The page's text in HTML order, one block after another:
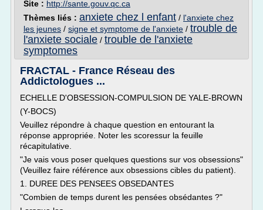
Site : http://sante.gouv.qc.ca
Thèmes liés : anxiete chez l enfant / l'anxiete chez
les jeunes / signe et symptome de l'anxiete / trouble de
l'anxiete sociale / trouble de l'anxiete
symptomes
FRACTAL - France Réseau des
Addictologues ...
ECHELLE D'OBSESSION-COMPULSION DE YALE-BROWN
(Y-BOCS)
Veuillez répondre à chaque question en entourant la
réponse appropriée. Noter les scoressur la feuille
récapitulative.
"Je vais vous poser quelques questions sur vos obsessions"
(Veuillez faire référence aux obsessions cibles du patient).
1. DUREE DES PENSEES OBSEDANTES
"Combien de temps durent les pensées obsédantes ?"